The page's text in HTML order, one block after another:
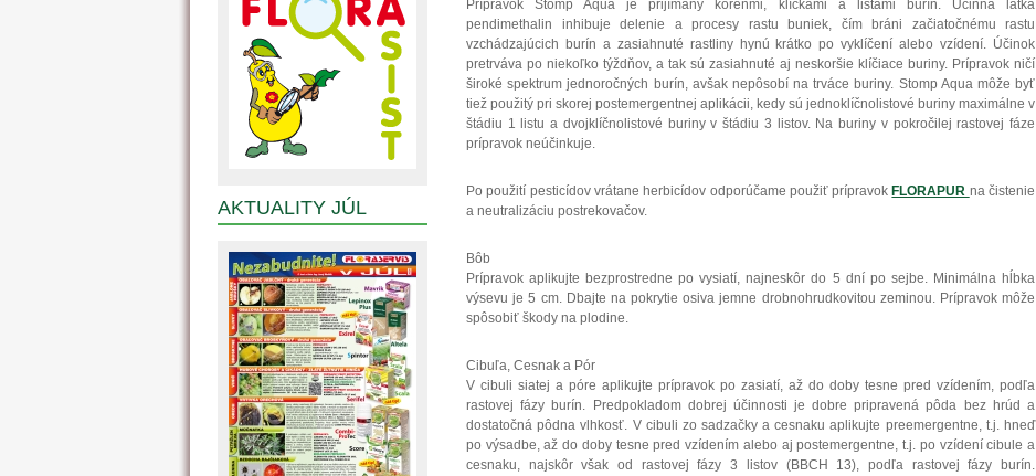
Prípravok Stomp Aqua je prijímaný koreňmi, klíčkami a listami burín. Účinná látka
pendimethalin inhibuje delenie a procesy rastu buniek, čím bráni začiatočnému rastu
vzchádzajúcich burín a zasiahnuté rastliny hynú krátko po vyklíčení alebo vzídení. Účinok
pretrváva po niekoľko týždňov, a tak sú zasiahnuté aj neskoršie klíčiace buriny. Prípravok ničí
široké spektrum jednoročných burín, avšak nepôsobí na trváce buriny. Stomp Aqua môže byť
tiež použitý pri skorej postemergentnej aplikácii, kedy sú jednoklíčnolistové buriny maximálne v
štádiu 1 listu a dvojklíčnolistové buriny v štádiu 3 listov. Na buriny v pokročilej rastovej fáze
prípravok neúčinkuje.
Po použití pesticídov vrátane herbicídov odporúčame použiť prípravok FLORAPUR na čistenie
a neutralizáciu postrekovačov.
Bôb
Prípravok aplikujte bezprostredne po vysiatí, najneskôr do 5 dní po sejbe. Minimálna hĺbka
výsevu je 5 cm. Dbajte na pokrytie osiva jemne drobnohrudkovitou zeminou. Prípravok môže
spôsobiť škody na plodine.
Cibuľa, Cesnak a Pór
V cibuli siatej a póre aplikujte prípravok po zasiatí, až do doby tesne pred vzídením, podľa
rastovej fázy burín. Predpokladom dobrej účinnosti je dobre pripravená pôda bez hrúd a
dostatočná pôdna vlhkosť. V cibuli zo sadzačky a cesnaku aplikujte preemergentne, t.j. hneď
po výsadbe, až do doby tesne pred vzídením alebo aj postemergentne, t.j. po vzídení cibule a
cesnaku, najskôr však od rastovej fázy 3 listov (BBCH 13), podľa rastovej fázy burín.
AKTUALITY JÚL